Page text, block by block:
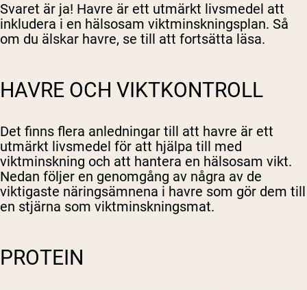
Svaret är ja! Havre är ett utmärkt livsmedel att
inkludera i en hälsosam viktminskningsplan. Så
om du älskar havre, se till att fortsätta läsa.
HAVRE OCH VIKTKONTROLL
Det finns flera anledningar till att havre är ett
utmärkt livsmedel för att hjälpa till med
viktminskning och att hantera en hälsosam vikt.
Nedan följer en genomgång av några av de
viktigaste näringsämnena i havre som gör dem till
en stjärna som viktminskningsmat.
PROTEIN